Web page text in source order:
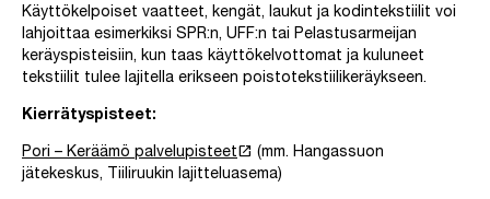
Käyttökelpoiset vaatteet, kengät, laukut ja kodintekstiilit voi
lahjoittaa esimerkiksi SPR:n, UFF:n tai Pelastusarmeijan
keräyspisteisiin, kun taas käyttökelvottomat ja kuluneet
tekstiilit tulee lajitella erikseen poistotekstiilikeräykseen.
Kierrätyspisteet:
Pori – Keräämö palvelupisteetlaunch (mm. Hangassuon
jätekeskus, Tiiliruukin lajitteluasema)